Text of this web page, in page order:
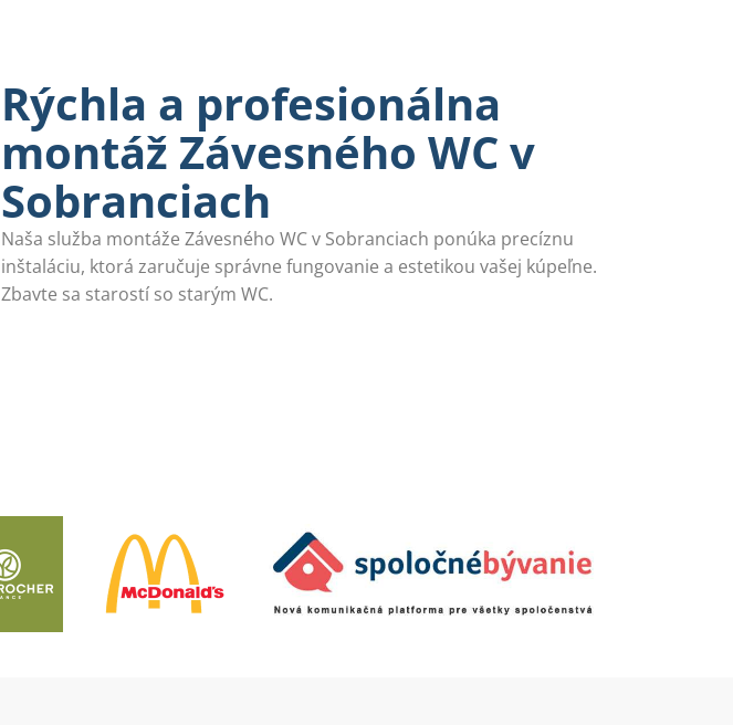
Rýchla a profesionálna
montáž Závesného WC v
Sobranciach
Naša služba montáže Závesného WC v Sobranciach ponúka precíznu
inštaláciu, ktorá zaručuje správne fungovanie a estetikou vašej kúpeľne.
Zbavte sa starostí so starým WC.